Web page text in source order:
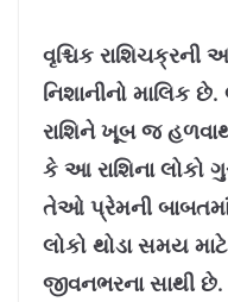
વૃશ્ચિક
નિશાનીનો માલિક
રાશિને ખૂબ જ
કે આ રાશિના
તેઓ પ્રેમની
લોકો થોડા સમય
જીવનભરના સાથી છે.